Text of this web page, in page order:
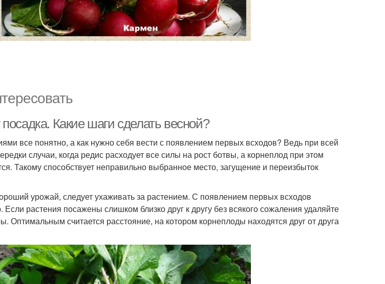
Какие шаги сделать весной?
все понятно, а как нужно себя вести с появлением первых всходов? Ведь при всей
случаи, когда редис расходует все силы на рост ботвы, а корнеплод при этом
Такому способствует неправильно выбранное место, загущение и переизбыток
урожай, следует ухаживать за растением. С появлением первых всходов
Если растения посажены слишком близко друг к другу без всякого сожаления удаляйте
Оптимальным считается расстояние, на котором корнеплоды находятся друг от друга